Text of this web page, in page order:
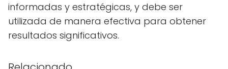
informadas y estratégicas, y debe ser
utilizada de manera efectiva para obtener
resultados significativos.